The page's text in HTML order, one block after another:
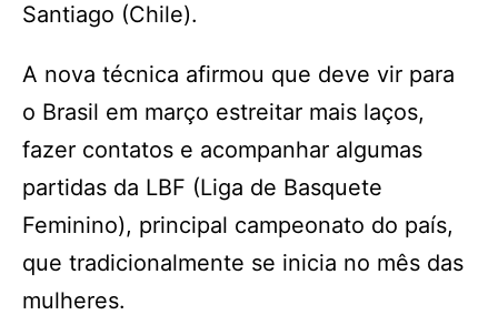
Santiago (Chile).
A nova técnica afirmou que deve vir para
o Brasil em março estreitar mais laços,
fazer contatos e acompanhar algumas
partidas da LBF (Liga de Basquete
Feminino), principal campeonato do país,
que tradicionalmente se inicia no mês das
mulheres.